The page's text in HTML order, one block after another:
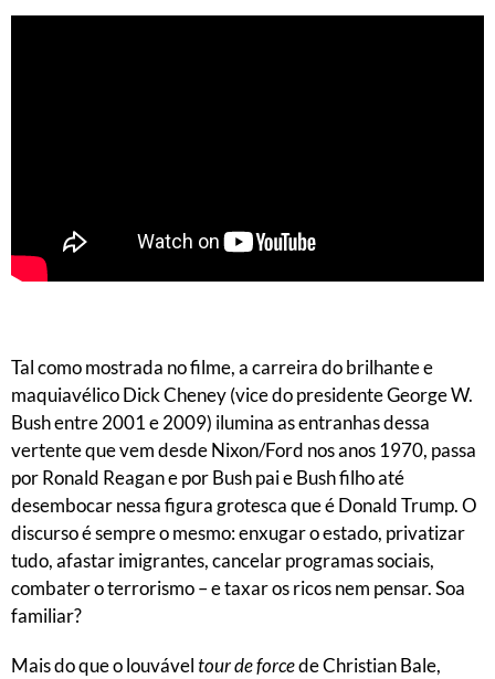
Tal como mostrada no filme, a carreira do brilhante e
maquiavélico Dick Cheney (vice do presidente George W.
Bush entre 2001 e 2009) ilumina as entranhas dessa
vertente que vem desde Nixon/Ford nos anos 1970, passa
por Ronald Reagan e por Bush pai e Bush filho até
desembocar nessa figura grotesca que é Donald Trump. O
discurso é sempre o mesmo: enxugar o estado, privatizar
tudo, afastar imigrantes, cancelar programas sociais,
combater o terrorismo – e taxar os ricos nem pensar. Soa
familiar?
Mais do que o louváveltour de forcede Christian Bale,